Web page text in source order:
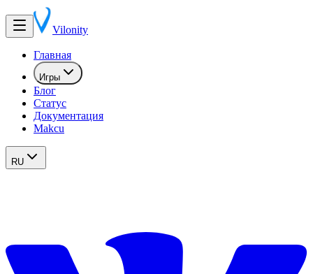
Vilonity
Главная
Игры
Блог
Статус
Документация
Makcu
RU